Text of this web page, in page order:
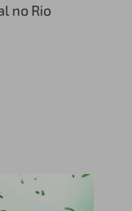
no Rio